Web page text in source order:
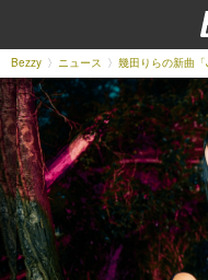
Bezzy ニュース 幾田りらの新曲